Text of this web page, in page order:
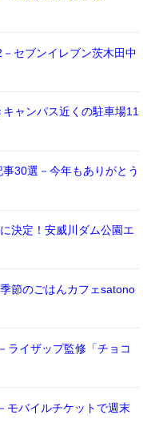
セブンイレブン茨木田中
ャンパス近くの駐車場11
30選－今年もありがとう
決定！安威川ダム公園エ
節のごはんカフェsatono
ライザップ監修「チョコ
モバイルチケットで週末